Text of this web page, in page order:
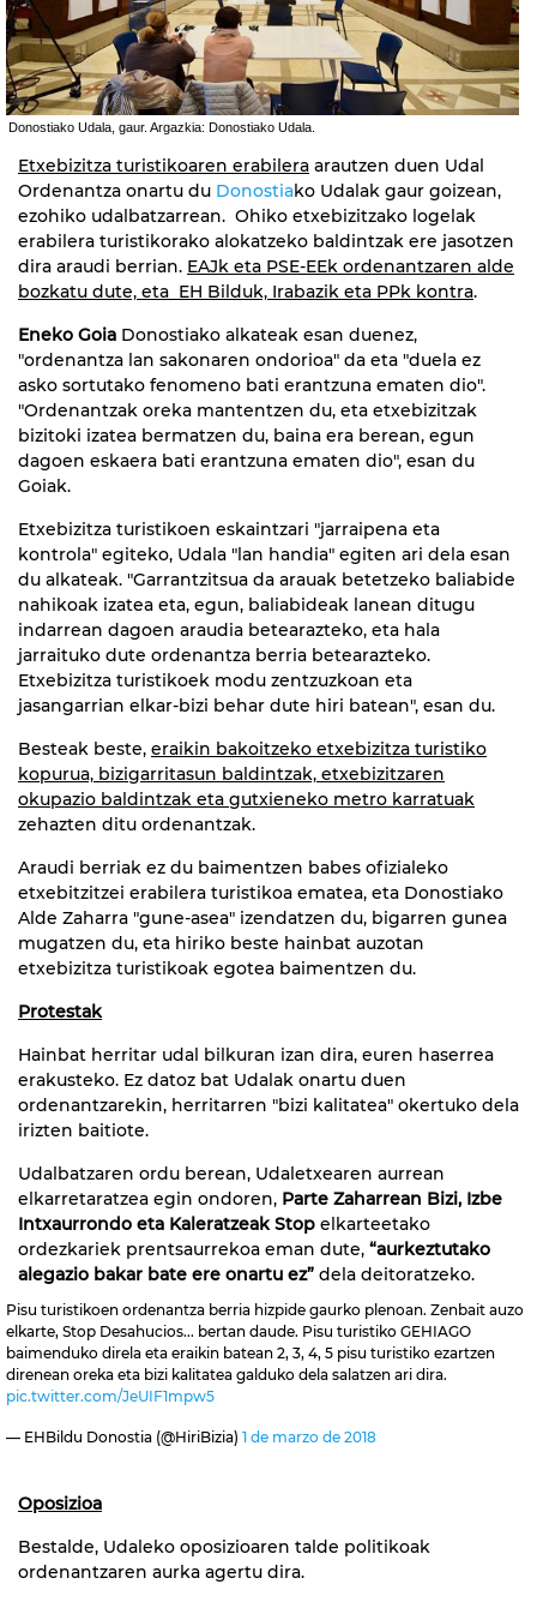
Donostiako Udala, gaur. Argazkia: Donostiako Udala.
Etxebizitza turistikoaren erabilera arautzen duen Udal
Ordenantza onartu du Donostiako Udalak gaur goizean,
ezohiko udalbatzarrean. Ohiko etxebizitzako logelak
erabilera turistikorako alokatzeko baldintzak ere jasotzen
dira araudi berrian. EAJk eta PSE-EEk ordenantzaren alde
bozkatu dute, eta EH Bilduk, Irabazik eta PPk kontra.
Eneko Goia Donostiako alkateak esan duenez,
"ordenantza lan sakonaren ondorioa" da eta "duela ez
asko sortutako fenomeno bati erantzuna ematen dio".
"Ordenantzak oreka mantentzen du, eta etxebizitzak
bizitoki izatea bermatzen du, baina era berean, egun
dagoen eskaera bati erantzuna ematen dio", esan du
Goiak.
Etxebizitza turistikoen eskaintzari "jarraipena eta
kontrola" egiteko, Udala "lan handia" egiten ari dela esan
du alkateak. "Garrantzitsua da arauak betetzeko baliabide
nahikoak izatea eta, egun, baliabideak lanean ditugu
indarrean dagoen araudia betearazteko, eta hala
jarraituko dute ordenantza berria betearazteko.
Etxebizitza turistikoek modu zentzuzkoan eta
jasangarrian elkar-bizi behar dute hiri batean", esan du.
Besteak beste, eraikin bakoitzeko etxebizitza turistiko
kopurua, bizigarritasun baldintzak, etxebizitzaren
okupazio baldintzak eta gutxieneko metro karratuak
zehazten ditu ordenantzak.
Araudi berriak ez du baimentzen babes ofizialeko
etxebitzitzei erabilera turistikoa ematea, eta Donostiako
Alde Zaharra "gune-asea" izendatzen du, bigarren gunea
mugatzen du, eta hiriko beste hainbat auzotan
etxebizitza turistikoak egotea baimentzen du.
Protestak
Hainbat herritar udal bilkuran izan dira, euren haserrea
erakusteko. Ez datoz bat Udalak onartu duen
ordenantzarekin, herritarren "bizi kalitatea" okertuko dela
irizten baitiote.
Udalbatzaren ordu berean, Udaletxearen aurrean
elkarretaratzea egin ondoren, Parte Zaharrean Bizi, Izbe
Intxaurrondo eta Kaleratzeak Stop elkarteetako
ordezkariek prentsaurrekoa eman dute, “aurkeztutako
alegazio bakar bate ere onartu ez” dela deitoratzeko.
Pisu turistikoen ordenantza berria hizpide gaurko plenoan. Zenbait auzo
elkarte, Stop Desahucios... bertan daude. Pisu turistiko GEHIAGO
baimenduko direla eta eraikin batean 2, 3, 4, 5 pisu turistiko ezartzen
direnean oreka eta bizi kalitatea galduko dela salatzen ari dira.
pic.twitter.com/JeUIF1mpw5
— EHBildu Donostia (@HiriBizia) 1 de marzo de 2018
Oposizioa
Bestalde, Udaleko oposizioaren talde politikoak
ordenantzaren aurka agertu dira.